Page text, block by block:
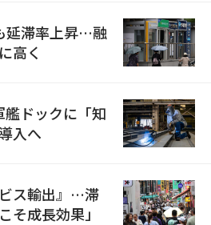
延滞率上昇…融
高く
ドックに「知
入へ
ス輸出』…滞
そ成長効果」